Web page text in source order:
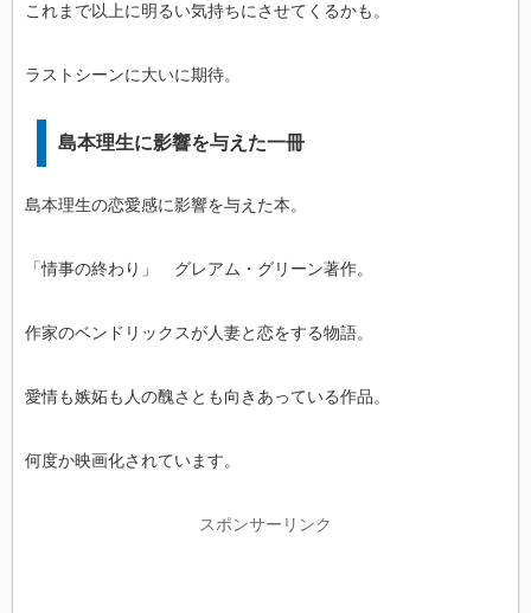
これまで以上に明るい気持ちにさせてくるかも。
ラストシーンに大いに期待。
島本理生に影響を与えた一冊
島本理生の恋愛感に影響を与えた本。
「情事の終わり」 グレアム・グリーン著作。
作家のベンドリックスが人妻と恋をする物語。
愛情も嫉妬も人の醜さとも向きあっている作品。
何度か映画化されています。
スポンサーリンク